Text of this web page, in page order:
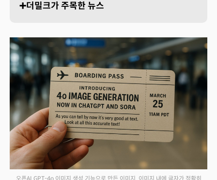
➕더밀크가 주목한 뉴스
오픈AI GPT-4o 이미지 생성 기능으로 만든 이미지. 이미지 내에 글자가 정확히